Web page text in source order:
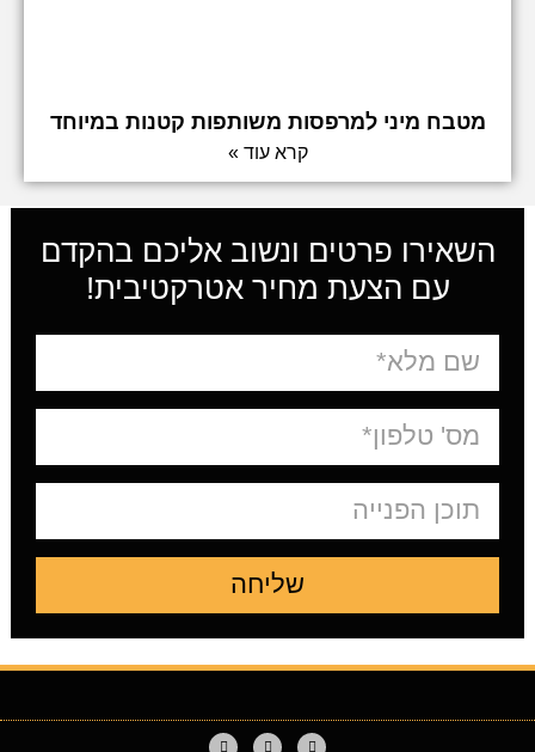
מטבח מיני למרפסות משותפות קטנות במיוחד
קרא עוד »
השאירו פרטים ונשוב אליכם בהקדם
עם הצעת מחיר אטרקטיבית!
שליחה